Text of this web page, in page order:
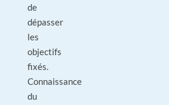
de
dépasser
les
objectifs
fixés.
Connaissance
du